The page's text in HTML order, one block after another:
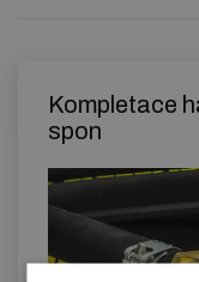
Kompletace
spon